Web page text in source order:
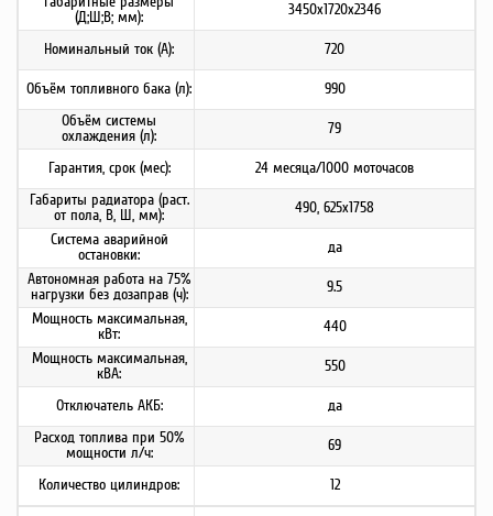
(Д;Ш;В; мм):
3450x1720x2346
Номинальный ток (А): 720
Объём топливного бака (л):
990
Объём системы
охлаждения (л):
79
Гарантия, срок (мес):
24 месяца/1000 моточасов
Габариты радиатора (раст.
от пола, В, Ш, мм):
490, 625x1758
Система аварийной
остановки:
да
Автономная работа на 75%
нагрузки без дозаправ (ч):
9.5
Мощность максимальная,
кВт:
440
Мощность максимальная,
кВА:
550
Отключатель АКБ:
да
Расход топлива при 50%
мощности л/ч:
69
Количество цилиндров: 12